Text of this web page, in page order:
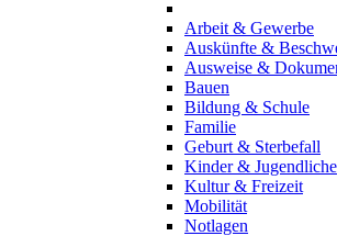
Arbeit & Gewerbe
Auskünfte &
Ausweise &
Bauen
Bildung & Schule
Familie
Geburt & Sterbefall
Kinder & Jugendliche
Kultur & Freizeit
Mobilität
Notlagen